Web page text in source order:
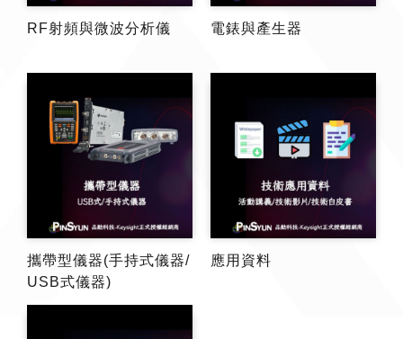
RF射頻與微波分析儀 電錶與產生器
攜帶型儀器(手持式儀器/
USB式儀器)
應用資料